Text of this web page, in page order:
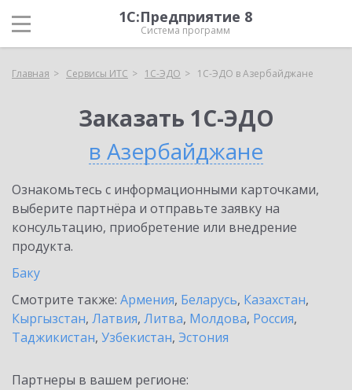
1С:Предприятие 8
Система программ
Главная Сервисы ИТС 1С-ЭДО 1С-ЭДО в Азербайджане
Заказать 1С-ЭДО
в Азербайджане
Ознакомьтесь с информационными карточками,
выберите партнёра и отправьте заявку на
консультацию, приобретение или внедрение
продукта.
Баку
Смотрите также: Армения, Беларусь, Казахстан,
Кыргызстан, Латвия, Литва, Молдова, Россия,
Таджикистан, Узбекистан, Эстония
Партнеры в вашем регионе: